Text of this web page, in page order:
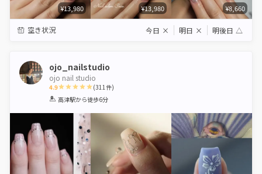
¥13,980 ¥13,980 ¥8,660
空き状況 今日 × 明日 × 明後日 △
ojo_nailstudio
ojo nail studio
4.9
1 2 3 4 5
(311件)
高津駅から徒歩6分